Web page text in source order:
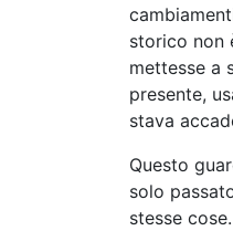
storico non
mettesse a
presente,
stava
Questo
solo
stesse